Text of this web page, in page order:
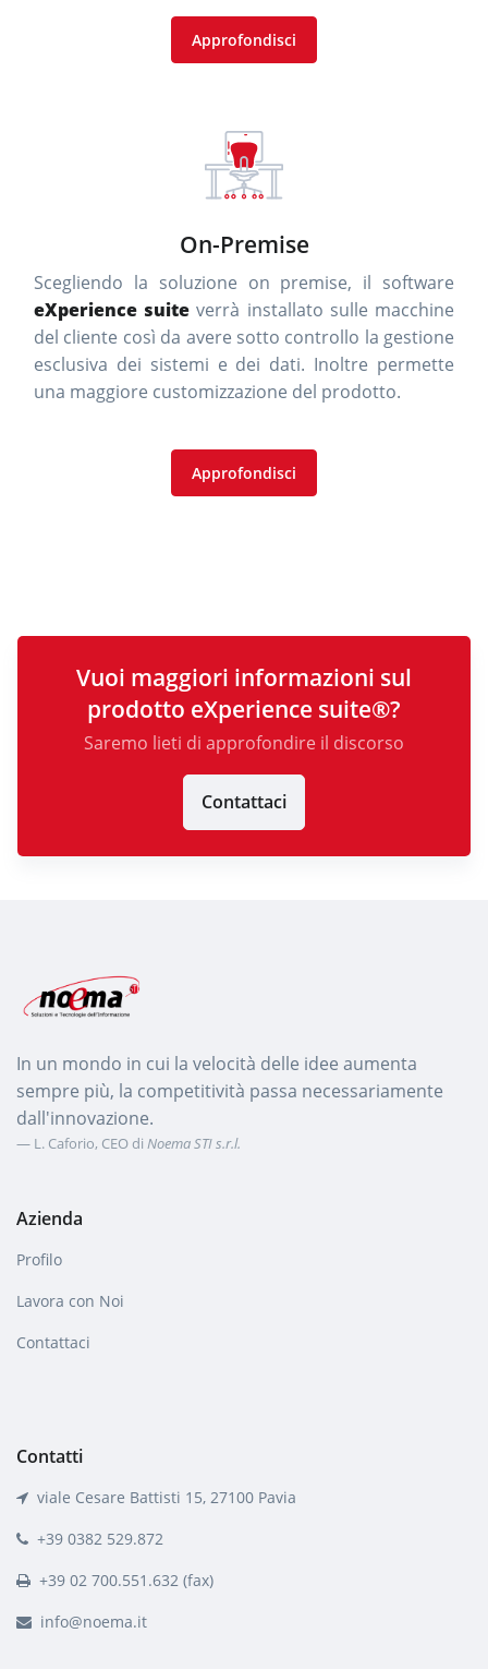
Approfondisci
On-Premise
Scegliendo la soluzione on premise, il software
eXperience suite verrà installato sulle macchine
del cliente così da avere sotto controllo la gestione
esclusiva dei sistemi e dei dati. Inoltre permette
una maggiore customizzazione del prodotto.
Approfondisci
Vuoi maggiori informazioni sul
prodotto eXperience suite®?
Saremo lieti di approfondire il discorso
Contattaci
In un mondo in cui la velocità delle idee aumenta
sempre più, la competitività passa necessariamente
dall'innovazione.
L. Caforio, CEO di Noema STI s.r.l.
Azienda
Profilo
Lavora con Noi
Contattaci
Contatti
viale Cesare Battisti 15, 27100 Pavia
+39 0382 529.872
+39 02 700.551.632 (fax)
info@noema.it